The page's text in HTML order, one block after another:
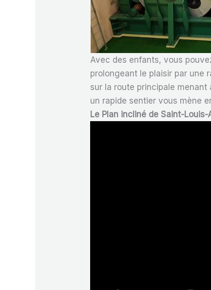
Avec des enfants, vous
prolongeant le plaisir par une
sur la route principale
un rapide sentier vous mène
Le Plan incliné de Saint-Louis-